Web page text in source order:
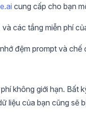
cung cấp cho bạn
các tầng miễn phí
đệm prompt và chế
không giới hạn. Bất
liệu của bạn cũng sẽ